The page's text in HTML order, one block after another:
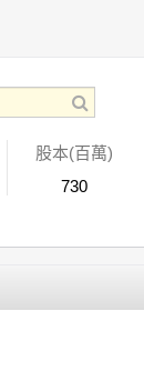
股本(百萬)
730